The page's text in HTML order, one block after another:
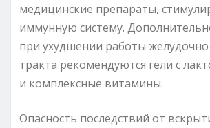
медицинские препараты,
иммунную систему.
при ухудшении работы
тракта рекомендуются гели с
и комплексные витамины.
Опасность последствий от